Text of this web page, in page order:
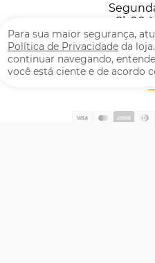
Para sua maior segurança,
Política de Privacidade da
continuar navegando,
você está ciente e de acordo
8h00
Central de
Formas de